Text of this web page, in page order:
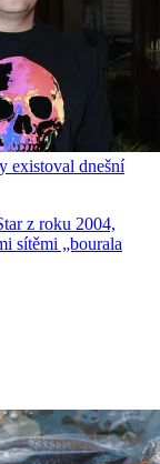
existoval dnešní
z roku 2004,
sítěmi „bourala